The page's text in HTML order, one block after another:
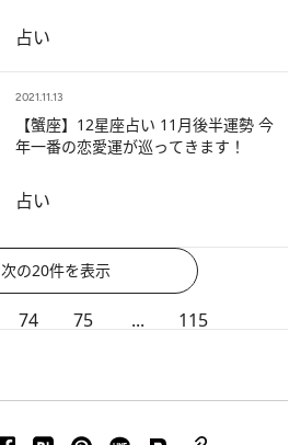
占い
2021.11.13
【蟹座】12星座占い 11月後半運勢 今
年一番の恋愛運が巡ってきます！
占い
次の20件を表示
74 75 ... 115